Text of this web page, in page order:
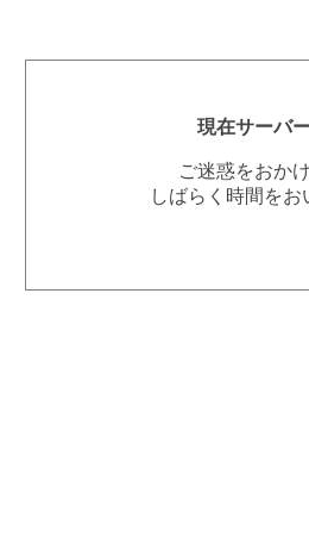
現在サーバ
ご迷惑をおか
しばらく時間を